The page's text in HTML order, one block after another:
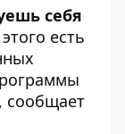
себя
есть
сообщает